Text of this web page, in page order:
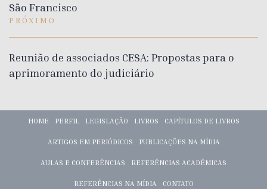
São Francisco
PRÓXIMO
Reunião de associados CESA: Propostas para o
aprimoramento do judiciário
HOME PERFIL LEGISLAÇÃO LIVROS CAPÍTULOS DE LIVROS
ARTIGOS EM PERIÓDICOS PUBLICAÇÕES NA MÍDIA
AULAS E CONFERÊNCIAS REFERÊNCIAS ACADÊMICAS
REFERÊNCIAS NA MÍDIA CONTATO